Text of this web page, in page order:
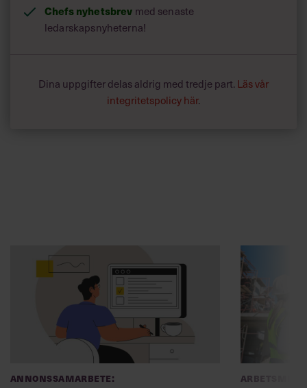
Chefs nyhetsbrev med senaste
ledarskapsnyheterna!
Dina uppgifter delas aldrig med tredje part. Läs vår
integritetspolicy här.
Annonssamarbete:
Chef + Winningtemp
Delta i Chefbarometern 2026
”Djupa,